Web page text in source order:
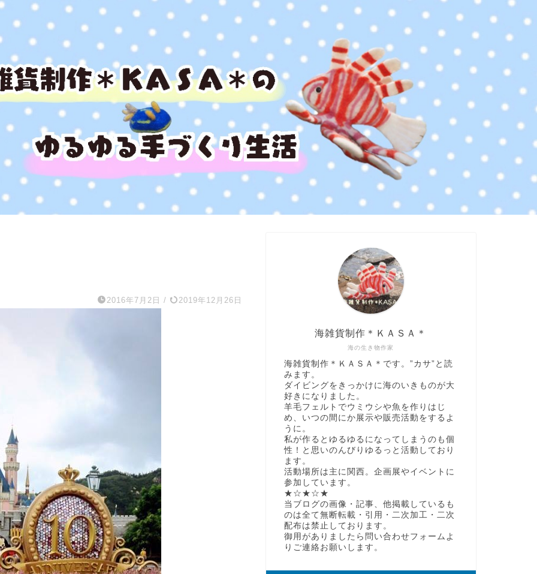
2016年7月2日 / 2019年12月26日
海の生き物作家
海雑貨制作＊ＫＡＳＡ＊
海雑貨制作＊ＫＡＳＡ＊です。”カサ”と読
みます。
ダイビングをきっかけに海のいきものが大
好きになりました。
羊毛フェルトでウミウシや魚を作りはじ
め、いつの間にか展示や販売活動をするよ
うに。
私が作るとゆるゆるになってしまうのも個
性！と思いのんびりゆるっと活動しており
ます。
活動場所は主に関西。企画展やイベントに
参加しています。
★☆★☆★
当ブログの画像・記事、他掲載しているも
のは全て無断転載・引用・二次加工・二次
配布は禁止しております。
御用がありましたら問い合わせフォームよ
りご連絡お願いします。